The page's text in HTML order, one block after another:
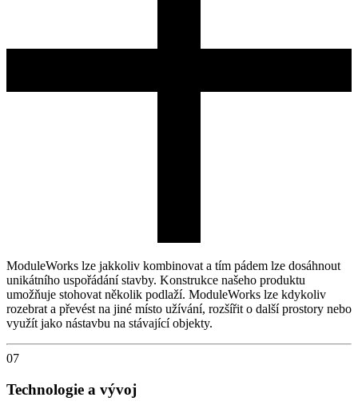
ModuleWorks lze jakkoliv kombinovat a tím pádem lze dosáhnout
unikátního uspořádání stavby. Konstrukce našeho produktu
umožňuje stohovat několik podlaží. ModuleWorks lze kdykoliv
rozebrat a převést na jiné místo užívání, rozšířit o další prostory nebo
využít jako nástavbu na stávající objekty.
07
Technologie a vývoj